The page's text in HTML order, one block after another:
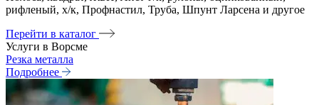
рифленый, х/к, Профнастил, Труба, Шпунт Ларсена и другое
Перейти в каталог
Услуги в Ворсме
Резка металла
Подробнее